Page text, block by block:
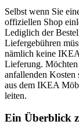
Selbst wenn Sie
offiziellen Shop
Lediglich der
Liefergebühren
nämlich keine
Lieferung.
anfallenden Kosten
aus dem IKEA
leiten.
Ein Überblick